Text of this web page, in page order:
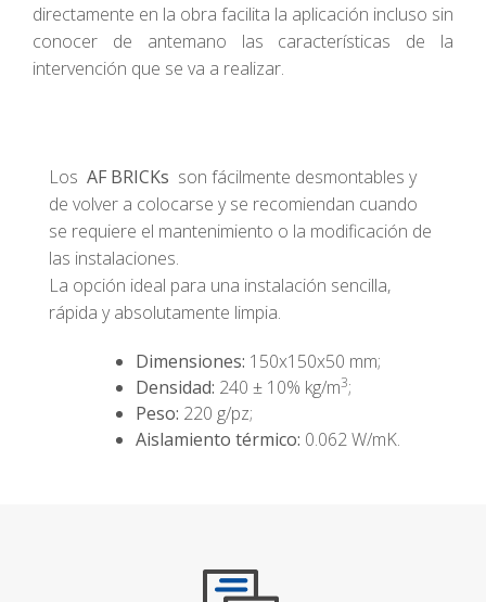
directamente en la obra facilita la aplicación incluso sin
conocer de antemano las características de la
intervención que se va a realizar.
Los AF BRICKs son fácilmente desmontables y
de volver a colocarse y se recomiendan cuando
se requiere el mantenimiento o la modificación de
las instalaciones.
La opción ideal para una instalación sencilla,
rápida y absolutamente limpia.
Dimensiones: 150x150x50 mm;
Densidad: 240 ± 10% kg/m3;
Peso: 220 g/pz;
Aislamiento térmico: 0.062 W/mK.